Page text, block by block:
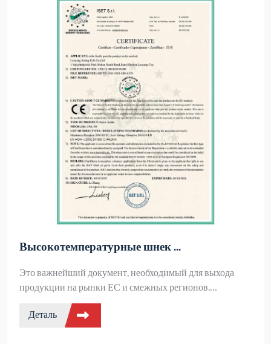
Высокотемпературные шнек ...
Это важнейший документ, необходимый для выхода
продукции на рынки ЕС и смежных регионов.
Соответствуя многочисленным директивам ЕС, таким
как Директива по машинному оборудованию, он служит
убедительным доказательством того, что продукция
Деталь